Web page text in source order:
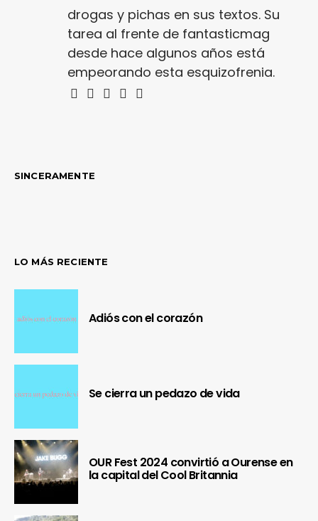
drogas y pichas en sus textos. Su
tarea al frente de fantasticmag
desde hace algunos años está
empeorando esta esquizofrenia.
SINCERAMENTE
LO MÁS RECIENTE
Adiós con el corazón
Se cierra un pedazo de vida
OUR Fest 2024 convirtió a Ourense en
la capital del Cool Britannia